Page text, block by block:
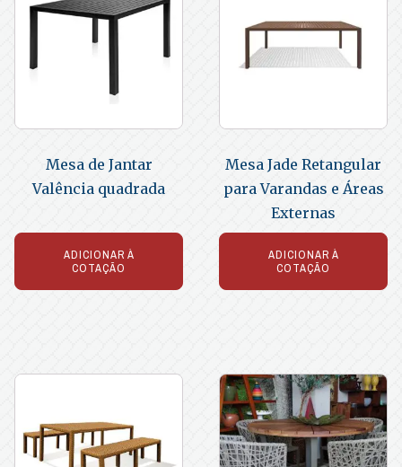
Mesa de Jantar
Valência quadrada
ADICIONAR À
COTAÇÃO
Mesa Jade Retangular
para Varandas e Áreas
Externas
ADICIONAR À
COTAÇÃO